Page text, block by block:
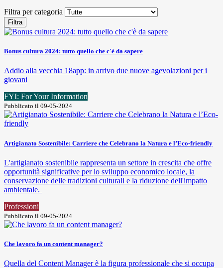
Filtra per categoria
Filtra
Bonus cultura 2024: tutto quello che c'è da sapere
Addio alla vecchia 18app: in arrivo due nuove agevolazioni per i
giovani
FYI: For Your Information
Pubblicato il 09-05-2024
Artigianato Sostenibile: Carriere che Celebrano la Natura e l’Eco-friendly
L'artigianato sostenibile rappresenta un settore in crescita che offre
opportunità significative per lo sviluppo economico locale, la
conservazione delle tradizioni culturali e la riduzione dell'impatto
ambientale.
Professioni
Pubblicato il 09-05-2024
Che lavoro fa un content manager?
Quella del Content Manager è la figura professionale che si occupa